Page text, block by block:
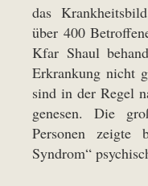
das
über 400
Kfar Shaul
Erkrankung nicht
sind in der Regel
genesen. Die
Personen zeigte
Syndrom“